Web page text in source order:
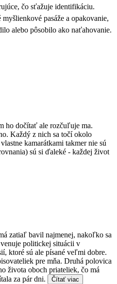
čo sťažuje identifikáciu.
pasáže a opakovanie,
alebo pôsobilo ako naťahovanie.
ho dočítať ale rozčuľuje ma.
Každý z nich sa točí okolo
kamarátkami takmer nie sú
sú si ďaleké - každej život
zatiaľ bavil najmenej, nakoľko sa
politickej situácii v
ktoré sú ale písané veľmi dobre.
pre mňa. Druhá polovica
života oboch priateliek, čo má
za pár dni.
Čítať viac